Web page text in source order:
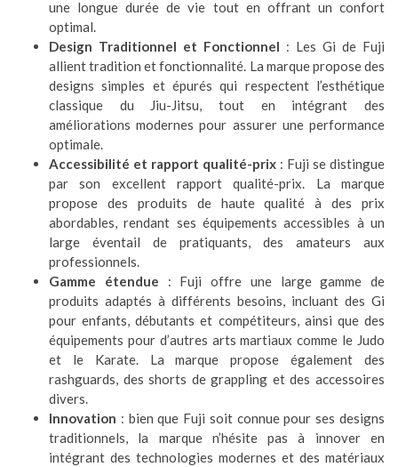
une longue durée de vie tout en offrant un confort
optimal.
Design Traditionnel et Fonctionnel : Les Gi de Fuji
allient tradition et fonctionnalité. La marque propose des
designs simples et épurés qui respectent l’esthétique
classique du Jiu-Jitsu, tout en intégrant des
améliorations modernes pour assurer une performance
optimale.
Accessibilité et rapport qualité-prix : Fuji se distingue
par son excellent rapport qualité-prix. La marque
propose des produits de haute qualité à des prix
abordables, rendant ses équipements accessibles à un
large éventail de pratiquants, des amateurs aux
professionnels.
Gamme étendue : Fuji offre une large gamme de
produits adaptés à différents besoins, incluant des Gi
pour enfants, débutants et compétiteurs, ainsi que des
équipements pour d’autres arts martiaux comme le Judo
et le Karate. La marque propose également des
rashguards, des shorts de grappling et des accessoires
divers.
Innovation : bien que Fuji soit connue pour ses designs
traditionnels, la marque n’hésite pas à innover en
intégrant des technologies modernes et des matériaux